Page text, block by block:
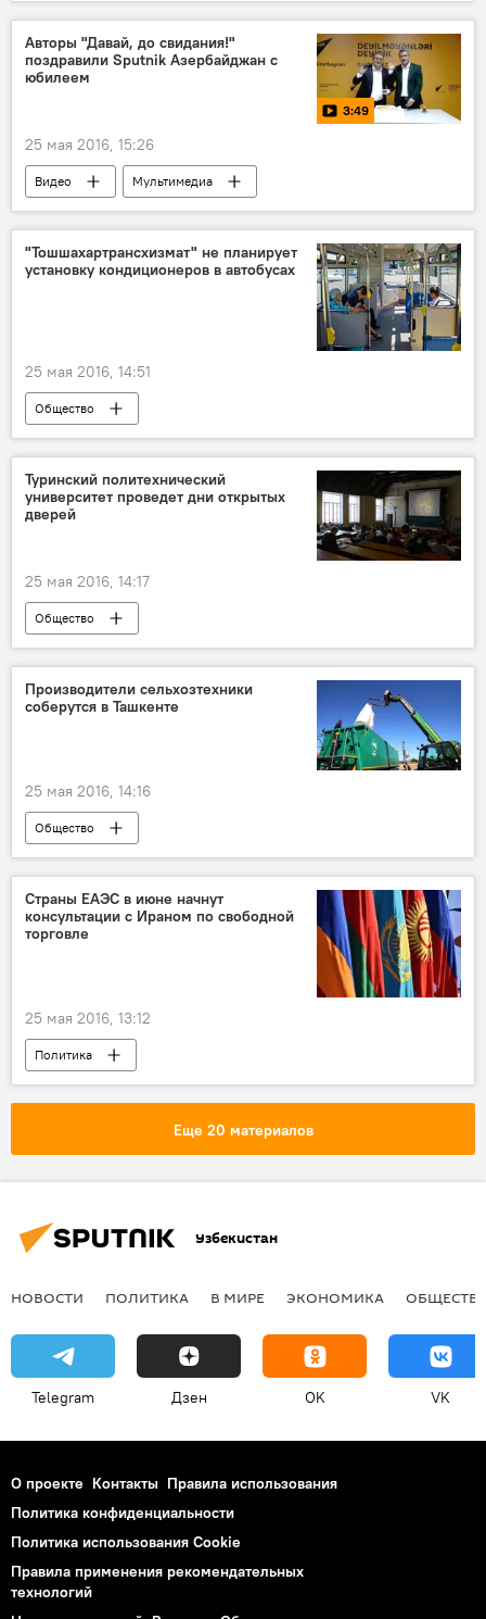
Авторы "Давай, до свидания!"
поздравили Sputnik Азербайджан с
юбилеем
3:49
25 мая 2016, 15:26
Видео Мультимедиа
"Тошшахартрансхизмат" не планирует
установку кондиционеров в автобусах
25 мая 2016, 14:51
Общество
Туринский политехнический
университет проведет дни открытых
дверей
25 мая 2016, 14:17
Общество
Производители сельхозтехники
соберутся в Ташкенте
25 мая 2016, 14:16
Общество
Страны ЕАЭС в июне начнут
консультации с Ираном по свободной
торговле
25 мая 2016, 13:12
Политика
Еще 20 материалов
Узбекистан
НОВОСТИ ПОЛИТИКА В МИРЕ ЭКОНОМИКА
Telegram Дзен OK VK
О проекте Контакты Правила использования
Политика конфиденциальности
Политика использования Cookie
Правила применения рекомендательных
технологий